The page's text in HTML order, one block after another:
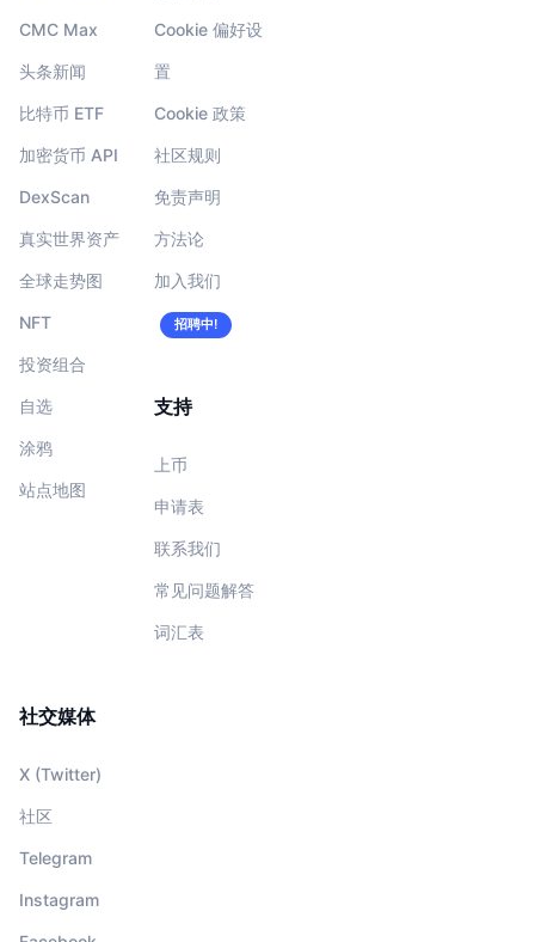
CMC Max
头条新闻
比特币 ETF
加密货币 API
DexScan
真实世界资产
全球走势图
NFT
投资组合
自选
涂鸦
站点地图
Cookie 偏好设
置
Cookie 政策
社区规则
免责声明
方法论
加入我们
招聘中!
支持
上币
申请表
联系我们
常见问题解答
词汇表
社交媒体
X (Twitter)
社区
Telegram
Instagram